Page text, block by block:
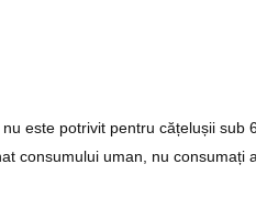
este potrivit pentru cățelușii
consumului uman, nu consumați